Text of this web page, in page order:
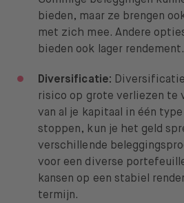
bieden, maar ze brengen
met zich mee. Andere
bieden ook lager rendement.
Diversificatie:
risico op grote verliezen te
van al je kapitaal in één
stoppen, kun je het geld
verschillende
voor een diverse
kansen op een stabiel
termijn.